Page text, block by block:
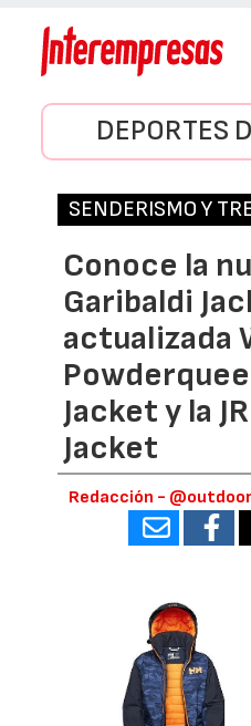
DEPORTES
SENDERISMO Y
Conoce la
Garibaldi
actualizada
Jacket y la
Jacket
Redacción -